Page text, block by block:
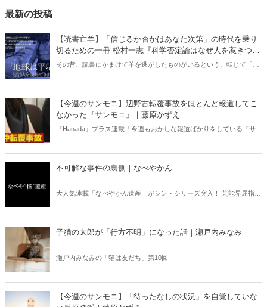
最新の投稿
【読書亡羊】「信じるか否かはあなた次第」の時代を乗り
切るための一冊 松村一志『科学否定論はなぜ人を惹きつけ
るのか』（ちくま新書）｜梶原麻衣子
その昔、読書にかまけて羊を逃がしたものがいるという。転じて「読
ある。元月刊『Hanada』編集部員のライター・梶原がお送りする時事
書評！
【今週のサンモニ】辺野古転覆事故をほとんど報道してこ
なかった『サンモニ』｜藤原かずえ
『Hanada』プラス連載「今週もおかしな報道ばかりをしている『サン
不可解な事件の裏側｜なべやかん
大人気連載「なべやかん遺産」がシン・シリーズ突入！ 芸能界屈指の
信じるか信じないかは、あなた次第！ 芸能ニュース
子猫の太郎が「行方不明」になった話｜瀬戸内みなみ
瀬戸内みなみの「猫は友だち」第10回
【今週のサンモニ】「待ったなしの状況」を自覚していな